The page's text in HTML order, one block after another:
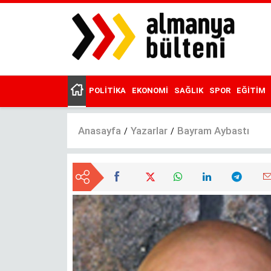
Main
menu
POLITIKA EKONOMI SAĞLIK SPOR EĞITIM
Anasayfa Yazarlar Bayram Aybastı